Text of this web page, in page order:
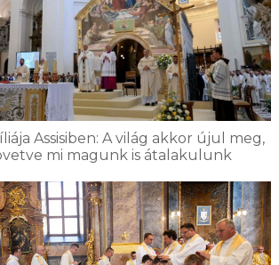
Assisiben: A világ akkor újul meg,
mi magunk is átalakulunk